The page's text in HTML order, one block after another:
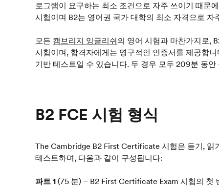
로그램이 요구하는 최소 조건으로 자주 쓰이기 때문
시험이며 B2는 영어권 국가 대학의 최소 자격으로 자
모든 캠브리지 잉글리쉬의 영어 시험과 마찬가지로,
시험이며, 합격자에게는 영구적인 인증서를 제공합
기반 테스트일 수 있습니다. 두 경우 모두 209분 동안
B2 FCE 시험 형식
The Cambridge B2 First Certificate 시험은 듣기, 읽
테스트하며, 다음과 같이 구성됩니다:
파트 1(75 분) – B2 First Certificate Exam 시험의 첫